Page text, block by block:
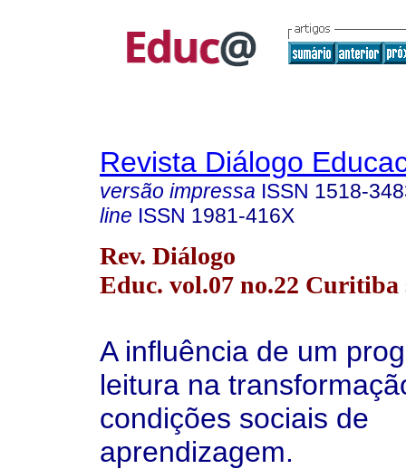
Revista Diálogo
versão impressa ISSN 1518-
line ISSN 1981-416X
Rev. Diálogo
Educ. vol.07 no.22 Curitiba
A influência de um
leitura na
condições sociais de
aprendizagem.